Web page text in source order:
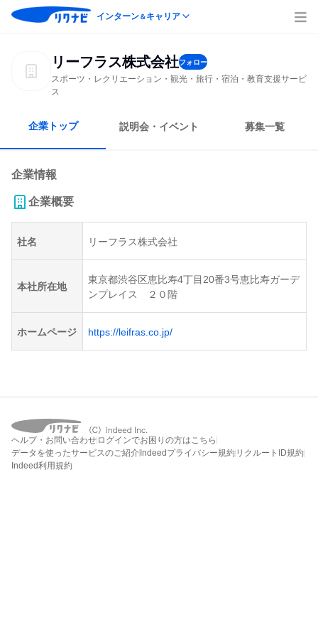
インターン＆キャリア
リーフラス株式会社フォロー
スポーツ・レクリエーション・観光・旅行・宿泊・教育支援サービ
ス
企業トップ 説明会・イベント 募集一覧
企業情報
企業概要
社名 リーフラス株式会社
本社所在地
東京都渋谷区恵比寿4丁目20番3号恵比寿ガーデ
ンプレイス ２０階
ホームページ https://leifras.co.jp/
ヘルプ・お問い合わせ ログインでお困りの方はこちら
データを使ったサービスのご紹介 Indeedプライバシー規約 リクルートID規約
Indeed利用規約